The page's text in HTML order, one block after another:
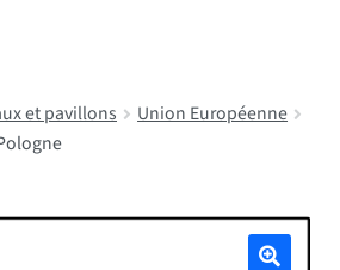
et pavillons
Union Européenne